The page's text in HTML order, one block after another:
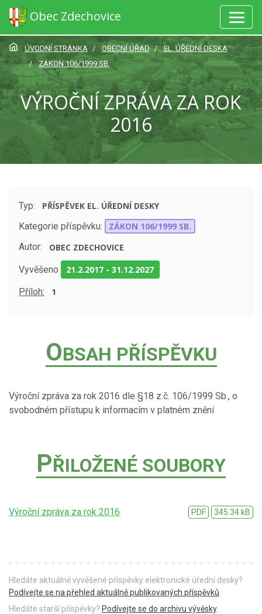
Obec Zdechovice
ÚVODNÍ STRÁNKA OBECNÍ ÚŘAD
EL. ÚŘEDNÍ DESKA
ZÁKON 106/1999 SB.
VÝROČNÍ ZPRÁVA ZA ROK
2016
Typ:
PŘÍSPĚVEK EL. ÚŘEDNÍ DESKY
Kategorie příspěvku:
ZÁKON 106/1999 SB.
Autor:
OBEC ZDECHOVICE
Vyvěšeno 21.2.2017 -31.12.2027
Příloh: 1
OBSAH PŘÍSPĚVKU
Výroční zpráva za rok 2016 dle §18 z.č. 106/1999 Sb., o
svobodném přístupu k informacím v platném znění
PŘILOŽENÉ SOUBORY
Výroční zpráva za rok 2016 PDF 345.34 kB
Hledáte aktuálně vyvěšené příspěvky elektronické úřední desky?
Podívejte se na přehled aktuálně publikovaných příspěvků
Hledáte starší příspěvky? Podívejte se do archivu vývěsky.